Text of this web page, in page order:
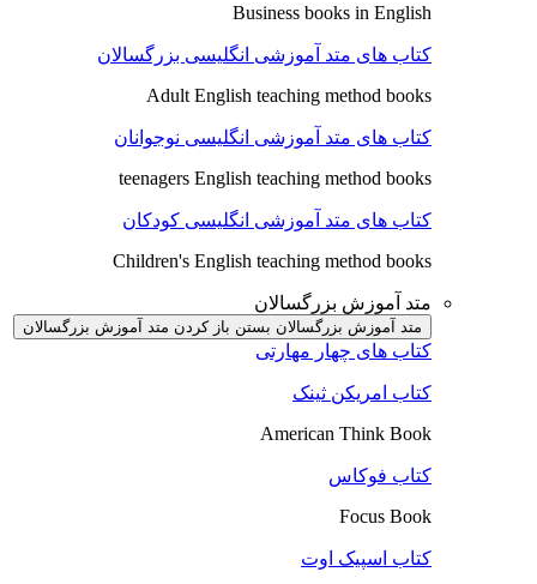
Business books in English
کتاب های متد آموزشی انگلیسی بزرگسالان
Adult English teaching method books
کتاب های متد آموزشی انگلیسی نوجوانان
teenagers English teaching method books
کتاب های متد آموزشی انگلیسی کودکان
Children's English teaching method books
متد آموزش بزرگسالان
متد آموزش بزرگسالان بستن باز کردن متد آموزش بزرگسالان
کتاب های چهار مهارتی
کتاب امریکن ثینک
American Think Book
کتاب فوکاس
Focus Book
کتاب اسپیک اوت